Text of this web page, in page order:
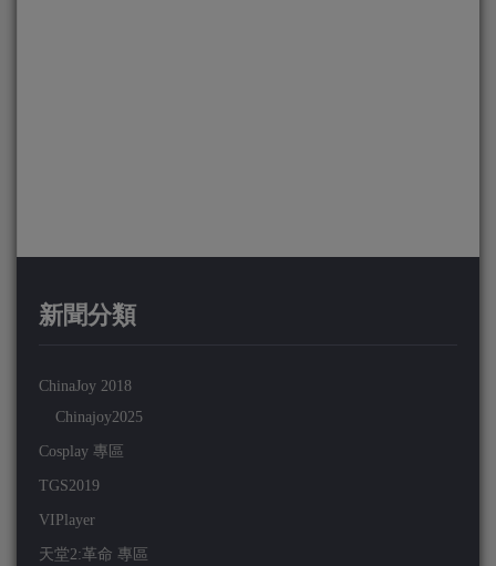
新聞分類
ChinaJoy 2018
Chinajoy2025
Cosplay 專區
TGS2019
VIPlayer
天堂2:革命 專區